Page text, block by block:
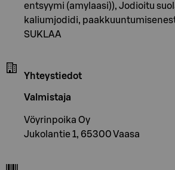
entsyymi (amylaasi)), Jodioitu
kaliumjodidi,
SUKLAA
Yhteystiedot
Valmistaja
Vöyrinpoika Oy
Jukolantie 1, 65300 Vaasa